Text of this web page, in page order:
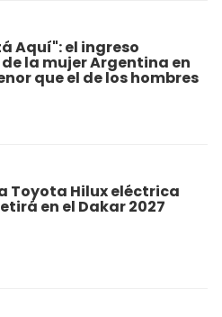
Aquí": el ingreso
la mujer Argentina en
que el de los hombres
Toyota Hilux eléctrica
en el Dakar 2027